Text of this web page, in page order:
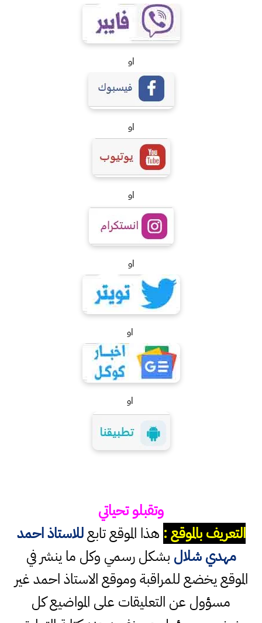
او
او
او
او
او
او
وتقبلو تحياتي
التعريف بالموقع : هذا الموقع تابعللاستاذ احمد
مهدي شلال بشكل رسمي وكل ما ينشر في
الموقع يخضع للمراقبة وموقع الاستاذ احمد غير
مسؤول عن التعليقات على المواضيع كل